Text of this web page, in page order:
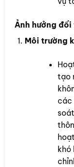
Ảnh hưởng
Môi trường
tạo
các
khó